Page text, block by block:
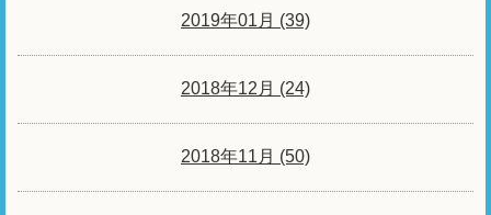
2019年01月 (39)
2018年12月 (24)
2018年11月 (50)